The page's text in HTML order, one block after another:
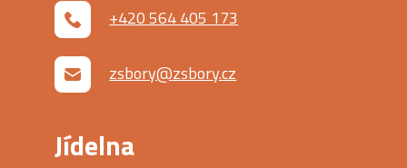
+420 564 405 173
zsbory@zsbory.cz
Jídelna